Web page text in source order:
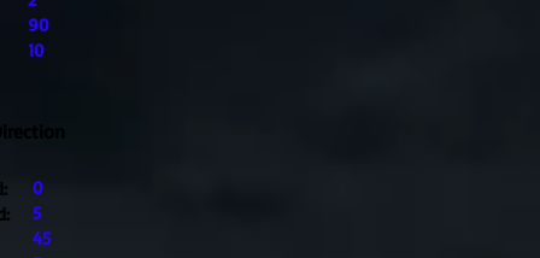
90
10
0
5
45